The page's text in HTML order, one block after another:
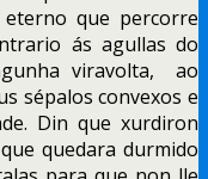
eterno que percorre
ás agullas do
viravolta, ao
sépalos convexos e
Din que xurdiron
quedara durmido